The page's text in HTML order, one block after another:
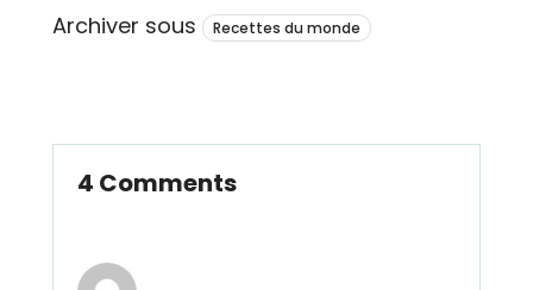
Archiver sous Recettes du monde
4 Comments